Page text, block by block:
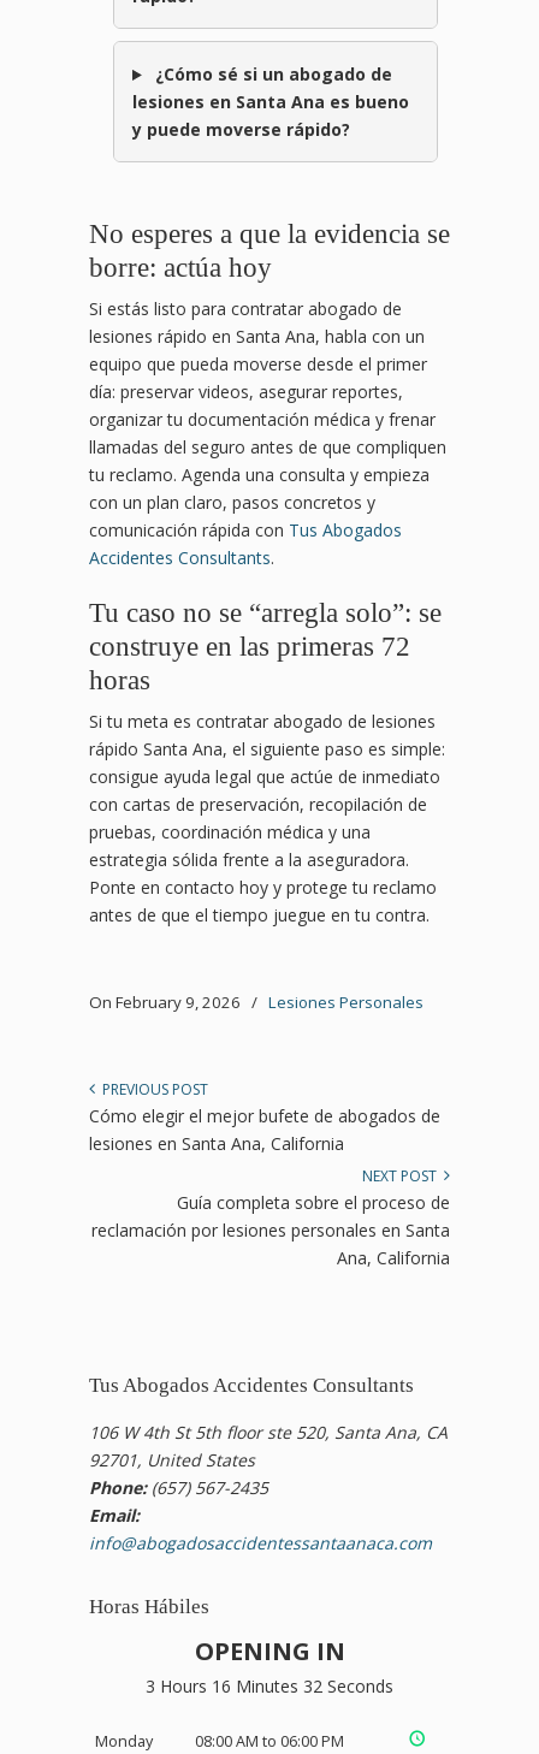
¿Cómo sé si un abogado de
lesiones en Santa Ana es bueno
y puede moverse rápido?
No esperes a que la evidencia se
borre: actúa hoy
Si estás listo para contratar abogado de
lesiones rápido en Santa Ana, habla con un
equipo que pueda moverse desde el primer
día: preservar videos, asegurar reportes,
organizar tu documentación médica y frenar
llamadas del seguro antes de que compliquen
tu reclamo. Agenda una consulta y empieza
con un plan claro, pasos concretos y
comunicación rápida con Tus Abogados
Accidentes Consultants.
Tu caso no se “arregla solo”: se
construye en las primeras 72
horas
Si tu meta es contratar abogado de lesiones
rápido Santa Ana, el siguiente paso es simple:
consigue ayuda legal que actúe de inmediato
con cartas de preservación, recopilación de
pruebas, coordinación médica y una
estrategia sólida frente a la aseguradora.
Ponte en contacto hoy y protege tu reclamo
antes de que el tiempo juegue en tu contra.
On February 9, 2026 / Lesiones Personales
PREVIOUS POST
Cómo elegir el mejor bufete de abogados de
lesiones en Santa Ana, California
NEXT POST
Guía completa sobre el proceso de
reclamación por lesiones personales en Santa
Ana, California
Tus Abogados Accidentes Consultants
106 W 4th St 5th floor ste 520, Santa Ana, CA
92701, United States
Phone:(657) 567-2435
Email:
info@abogadosaccidentessantaanaca.com
Horas Hábiles
OPENING IN
3 Hours 16 Minutes 31 Seconds
Monday 08:00 AM to 06:00 PM